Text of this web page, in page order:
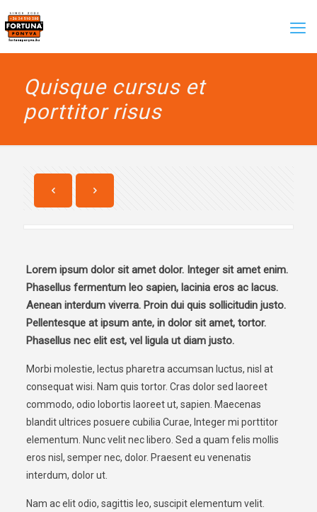
Quisque cursus et
porttitor risus
Lorem ipsum dolor sit amet dolor. Integer sit amet enim.
Phasellus fermentum leo sapien, lacinia eros ac lacus.
Aenean interdum viverra. Proin dui quis sollicitudin justo.
Pellentesque at ipsum ante, in dolor sit amet, tortor.
Phasellus nec elit est, vel ligula ut diam justo.
Morbi molestie, lectus pharetra accumsan luctus, nisl at
consequat wisi. Nam quis tortor. Cras dolor sed laoreet
commodo, odio lobortis laoreet ut, sapien. Maecenas
blandit ultrices posuere cubilia Curae, Integer mi porttitor
elementum. Nunc velit nec libero. Sed a quam felis mollis
eros nisl, semper nec, dolor. Praesent eu venenatis
interdum, dolor ut.
Nam ac elit odio, sagittis leo, suscipit elementum velit.